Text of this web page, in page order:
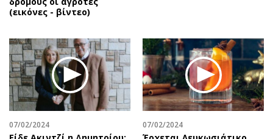
(εικόνες - βίντεο)
07/02/2024 07/02/2024